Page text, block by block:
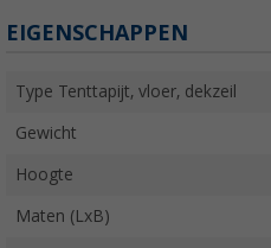
EIGENSCHAPPEN
Type Tenttapijt, vloer, dekzeil
Gewicht
Hoogte
Maten (LxB)